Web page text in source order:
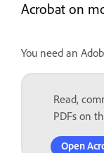
Acrobat on
You need an
Read,
PDFs on
Open